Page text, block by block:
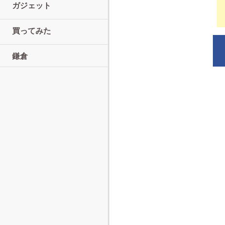
ガジェット
買ってみた
鎌倉